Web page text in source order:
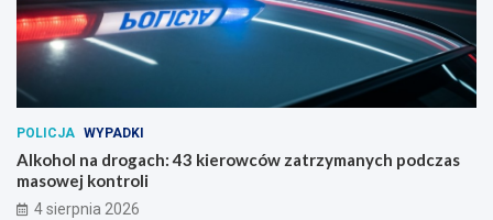
POLICJA WYPADKI
Alkohol na drogach: 43 kierowców zatrzymanych podczas
masowej kontroli
4 sierpnia 2026